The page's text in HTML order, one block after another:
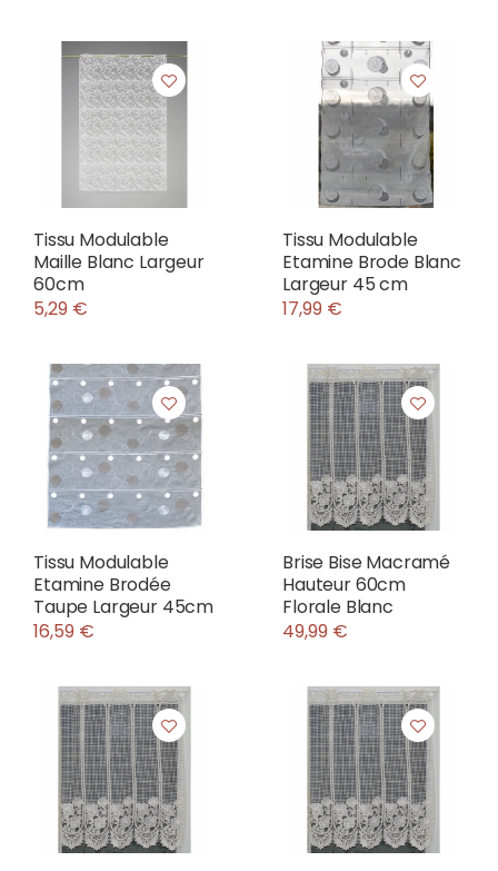
Tissu Modulable
Maille Blanc Largeur
60cm
5,29 €
Tissu Modulable
Etamine Brode Blanc
Largeur 45 cm
17,99 €
Tissu Modulable
Etamine Brodée
Taupe Largeur 45cm
16,59 €
Brise Bise Macramé
Hauteur 60cm
Florale Blanc
49,99 €